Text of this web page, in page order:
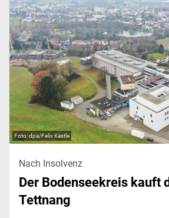
dpa/Felix Kästle
Nach Insolvenz
Der Bodenseekreis kauft
Tettnang